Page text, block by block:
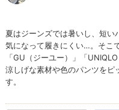
夏はジーンズでは暑いし、短い
気になって履きにくい…。そこ
「GU（ジーユー）」「
涼しげな素材や色のパンツをピ
す。